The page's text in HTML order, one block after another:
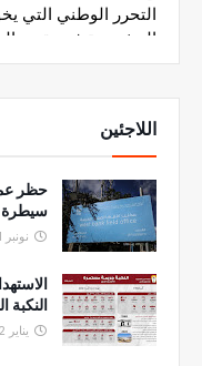
اللاجئين
حظر
سيطرة
نونبر 11, 2024
النكبة
يناير 22, 2024